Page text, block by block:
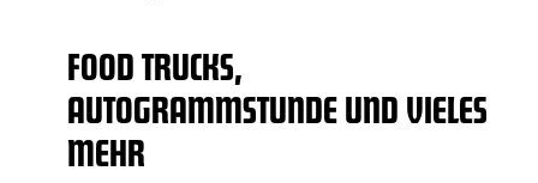
FOOD TRUCKS,
AUTOGRAMMSTUNDE UND VIELES
MEHR